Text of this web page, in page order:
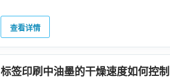
查看详情
标签印刷中油墨的干燥速度如何控制